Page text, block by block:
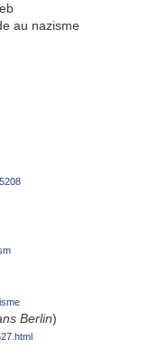
au nazisme
Berlin)